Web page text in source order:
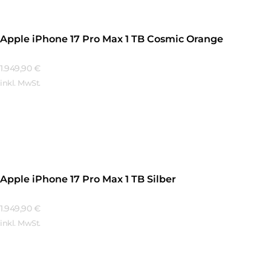
Apple iPhone 17 Pro Max 1 TB Cosmic Orange
1.949,90 €
inkl. MwSt.
Apple iPhone 17 Pro Max 1 TB Silber
1.949,90 €
inkl. MwSt.